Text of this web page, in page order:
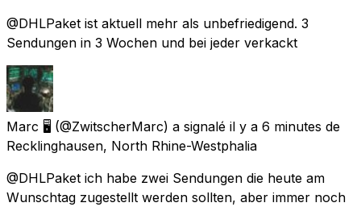
@DHLPaket ist aktuell mehr als unbefriedigend. 3
Sendungen in 3 Wochen und bei jeder verkackt
Marc 🖥 (@ZwitscherMarc) a signalé il y a 6 minutes de
Recklinghausen, North Rhine-Westphalia
@DHLPaket ich habe zwei Sendungen die heute am
Wunschtag zugestellt werden sollten, aber immer noch